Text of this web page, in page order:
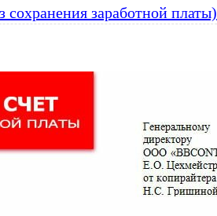
сохранения заработной платы)